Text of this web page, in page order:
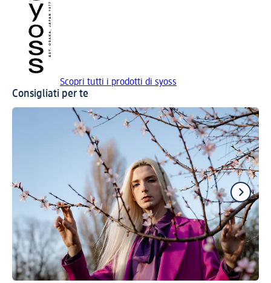
Scopri tutti i prodotti di syoss
Consigliati per te